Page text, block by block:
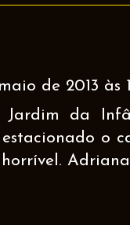
de 2013 às
da
o